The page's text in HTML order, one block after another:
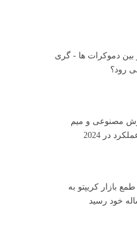
بین دموکرات ها - گری
رود؟
مصنوعی و میم
در 2024
بازار کریپتو به